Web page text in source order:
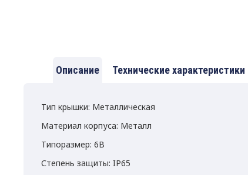
Описание Технические характеристики
Тип крышки: Металлическая
Материал корпуса: Металл
Типоразмер: 6B
Степень защиты: IP65